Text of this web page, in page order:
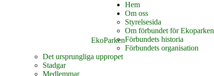
EkoParken
Hem
Om oss
Styrelsesida
Om förbundet för Ekoparken
Förbundets historia
Förbundets organisation
Det ursprungliga uppropet
Stadgar
Medlemmar